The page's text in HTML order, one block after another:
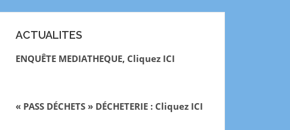
ACTUALITES
ENQUÊTE MEDIATHEQUE, Cliquez ICI
« PASS DÉCHETS » DÉCHETERIE : Cliquez ICI